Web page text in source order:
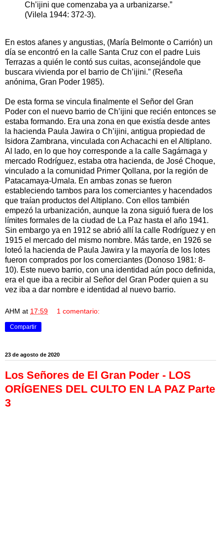
Ch’ijini que comenzaba ya a urbanizarse.”
(Vilela 1944: 372-3).
En estos afanes y angustias, (María Belmonte o Carrión) un
día se encontró en la calle Santa Cruz con el padre Luis
Terrazas a quién le contó sus cuitas, aconsejándole que
buscara vivienda por el barrio de Ch’ijini.” (Reseña
anónima, Gran Poder 1985).
De esta forma se vincula finalmente el Señor del Gran
Poder con el nuevo barrio de Ch’ijini que recién entonces se
estaba formando. Era una zona en que existía desde antes
la hacienda Paula Jawira o Ch’ijini, antigua propiedad de
Isidora Zambrana, vinculada con Achacachi en el Altiplano.
Al lado, en lo que hoy corresponde a la calle Sagárnaga y
mercado Rodríguez, estaba otra hacienda, de José Choque,
vinculado a la comunidad Primer Qollana, por la región de
Patacamaya-Umala. En ambas zonas se fueron
estableciendo tambos para los comerciantes y hacendados
que traían productos del Altiplano. Con ellos también
empezó la urbanización, aunque la zona siguió fuera de los
límites formales de la ciudad de La Paz hasta el año 1941.
Sin embargo ya en 1912 se abrió allí la calle Rodríguez y en
1915 el mercado del mismo nombre. Más tarde, en 1926 se
loteó la hacienda de Paula Jawira y la mayoría de los lotes
fueron comprados por los comerciantes (Donoso 1981: 8-
10). Este nuevo barrio, con una identidad aún poco definida,
era el que iba a recibir al Señor del Gran Poder quien a su
vez iba a dar nombre e identidad al nuevo barrio.
AHM at 17:59 1 comentario:
Compartir
23 de agosto de 2020
Los Señores de El Gran Poder - LOS
ORÍGENES DEL CULTO EN LA PAZ Parte
3